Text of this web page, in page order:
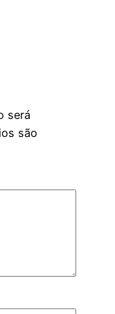
será
são